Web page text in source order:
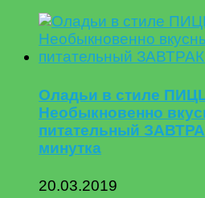
Оладьи в стиле
Необыкновенно
питательный
минутка
20.03.2019